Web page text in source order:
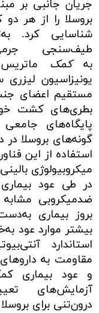
جریان جانبی بر
بروسلا را از هر
شناسایی کرد.
طیف‌سنجی
بهکمک
یونیزاسیون
مستقیم اعضای
بطری‌های کشت
پایگاه‌های
گونه‌های بروسلا
استفاده از این
میکروبیولوژی
در طی عود
ضدمیکروبی مشابه
بروز بیماری
بیشتر موارد عود
استاندارد
مقاومت به
و عود بیماری
آزمایش‌های
درون‌تنی برای